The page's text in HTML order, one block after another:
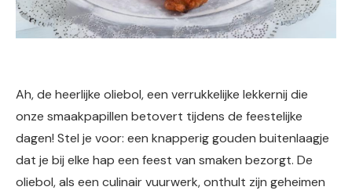
Ah, de heerlijke oliebol, een verrukkelijke lekkernij die
onze smaakpapillen betovert tijdens de feestelijke
dagen! Stel je voor: een knapperig gouden buitenlaagje
dat je bij elke hap een feest van smaken bezorgt. De
oliebol, als een culinair vuurwerk, onthult zijn geheimen